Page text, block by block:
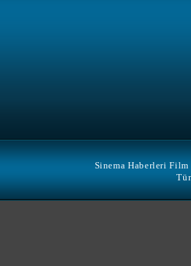
Sinema Haberleri